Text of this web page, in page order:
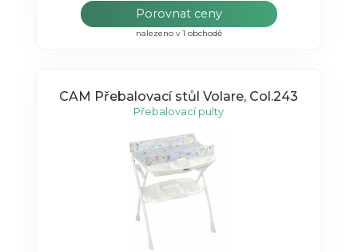
Porovnat ceny
nalezeno v 1 obchodě
CAM Přebalovací stůl Volare, Col.243
Přebalovací pulty